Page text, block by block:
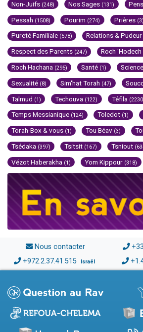
Non-Juifs (248) Nos Sages (131)
Pessah (1508) Pourim (274) Prières (3)
Pureté Familiale (578) Relations & Pudeur
Respect des Parents (247) Roch 'Hodech
Roch Hachana (295) Santé (1)
Sexualité (8) Sim'hat Torah (47)
Talmud (1) Techouva (122) Téfila
Temps Messianique (124) Toledot (1)
Torah-Box & vous (1) Tou Béav (3)
Tsédaka (397) Tsitsit (167) Tsniout
Vézot Haberakha (1) Yom Kippour (318)
Nous contacter
+972.2.37.41.515 Israël